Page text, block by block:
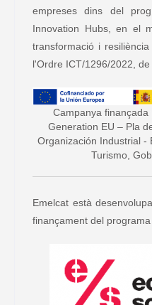
empreses dins del
Innovation Hubs, en el
transformació i
l'Ordre ICT/1296/2022, de
Campanya
Generation EU – Pla
Organización Industrial -
Turismo,
Emelcat està
finançament del programa